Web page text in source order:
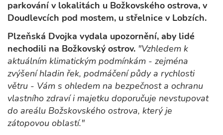
parkování v lokalitách u Božkovského ostrova, v
Doudlevcích pod mostem, u střelnice v Lobzích.
Plzeňská Dvojka vydala upozornění, aby lidé
nechodili na Božkovský ostrov. "Vzhledem k
aktuálním klimatickým podmínkám - zejména
zvýšení hladin řek, podmáčení půdy a rychlosti
větru - Vám s ohledem na bezpečnost a ochranu
vlastního zdraví i majetku doporučuje nevstupovat
do areálu Božskovského ostrova, který je
zátopovou oblastí."